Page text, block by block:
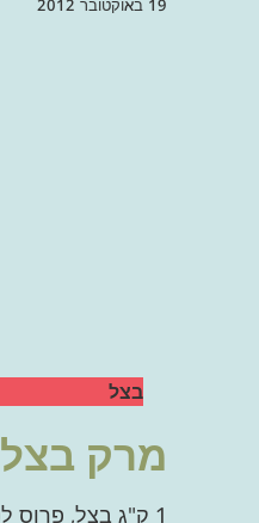
19 באוקטובר 2012
בצל
מרק בצל